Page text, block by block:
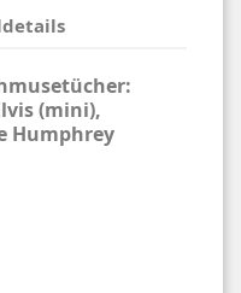
(mini),
Humphrey